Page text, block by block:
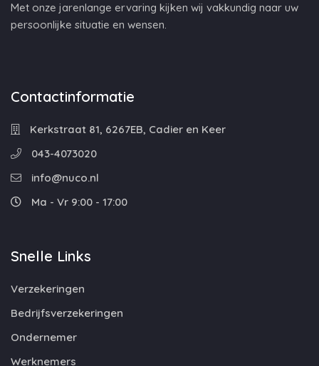
Met onze jarenlange ervaring kijken wij vakkundig naar uw
persoonlijke situatie en wensen.
Contactinformatie
Kerkstraat 81, 6267EB, Cadier en Keer
043-4073020
info@nuco.nl
Ma - Vr 9:00 - 17:00
Snelle Links
Verzekeringen
Bedrijfsverzekeringen
Ondernemer
Werknemers